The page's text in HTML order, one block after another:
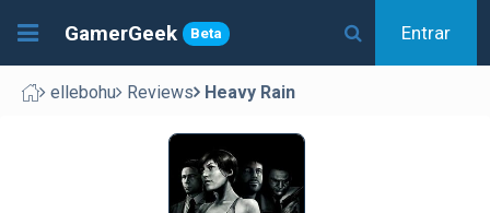
GamerGeek Beta Entrar
ellebohu Reviews Heavy Rain